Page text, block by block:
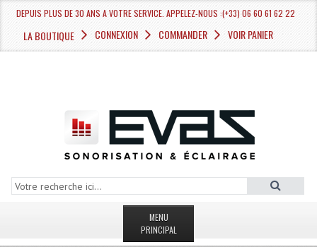
DEPUIS PLUS DE 30 ANS A VOTRE SERVICE. APPELEZ-NOUS :(+33) 06 60 61 62 22
LA BOUTIQUE CONNEXION COMMANDER VOIR PANIER
MENU
PRINCIPAL